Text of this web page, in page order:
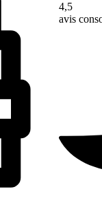
4,5
avis